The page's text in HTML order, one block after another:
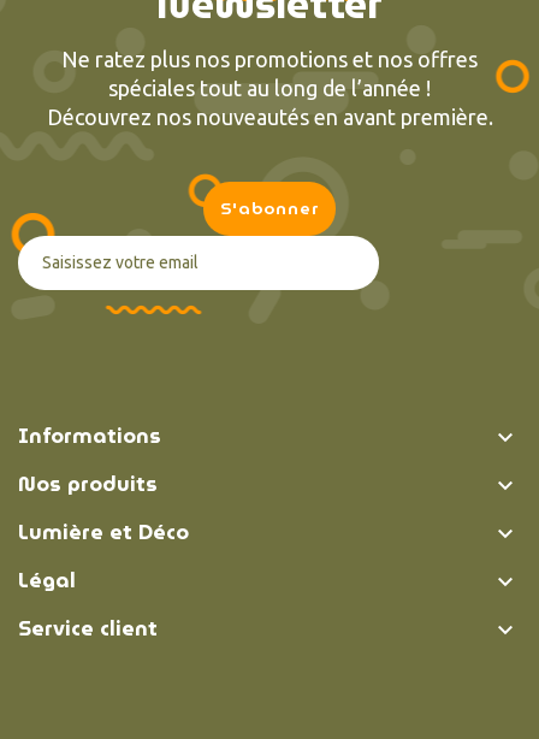
Ne ratez plus nos promotions et nos offres
spéciales tout au long de l’année !
Découvrez nos nouveautés en avant première.
Informations 
Nos produits 
Lumière et Déco 
Légal 
Service client 